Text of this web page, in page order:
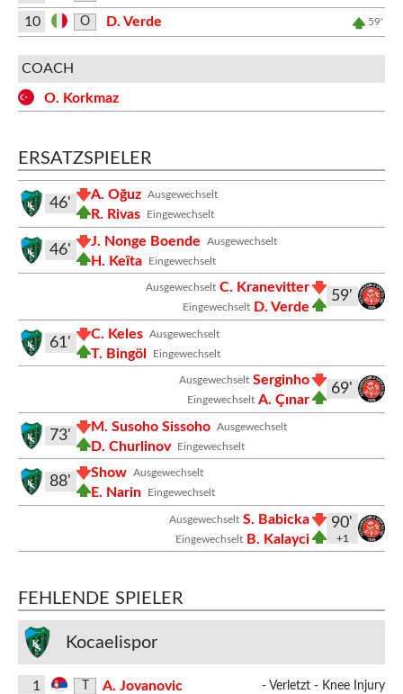
10 O D. Verde 59'
COACH
O. Korkmaz
ERSATZSPIELER
Ausgewechselt
A. Oğuz
Eingewechselt
R. Rivas
46'
Ausgewechselt
J. Nonge Boende
Eingewechselt
H. Keïta
46'
59'
Ausgewechselt C. Kranevitter
Eingewechselt D. Verde
Ausgewechselt
C. Keles
Eingewechselt
T. Bingöl
61'
69'
Ausgewechselt Serginho
Eingewechselt A. Çınar
Ausgewechselt
M. Susoho Sissoho
Eingewechselt
D. Churlinov
73'
Ausgewechselt
Show
Eingewechselt
E. Narin
88'
90'
+1
Ausgewechselt S. Babicka
Eingewechselt B. Kalayci
FEHLENDE SPIELER
Kocaelispor
1 A. Jovanovic - Verletzt - Knee Injury